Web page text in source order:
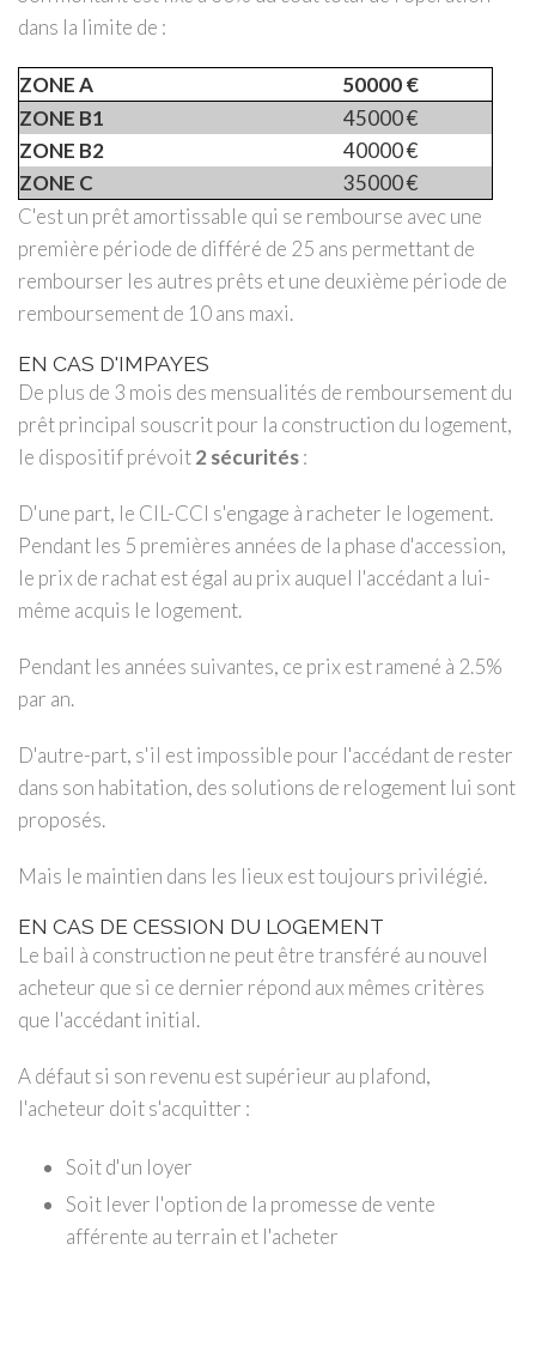
dans la limite de :
ZONE A
50000 €
ZONE B1
45000 €
ZONE B2
40000 €
ZONE C
35000 €
C'est un prêt amortissable qui se rembourse avec une
première période de différé de 25 ans permettant de
rembourser les autres prêts et une deuxième période de
remboursement de 10 ans maxi.
EN CAS D'IMPAYES
De plus de 3 mois des mensualités de remboursement du
prêt principal souscrit pour la construction du logement,
le dispositif prévoit2 sécurités:
D'une part, le CIL-CCI s'engage à racheter le logement.
Pendant les 5 premières années de la phase d'accession,
le prix de rachat est égal au prix auquel l'accédant a lui-
même acquis le logement.
Pendant les années suivantes, ce prix est ramené à 2.5%
par an.
D'autre-part, s'il est impossible pour l'accédant de rester
dans son habitation, des solutions de relogement lui sont
proposés.
Mais le maintien dans les lieux est toujours privilégié.
EN CAS DE CESSION DU LOGEMENT
Le bail à construction ne peut être transféré au nouvel
acheteur que si ce dernier répond aux mêmes critères
que l'accédant initial.
A défaut si son revenu est supérieur au plafond,
l'acheteur doit s'acquitter :
Soit d'un loyer
Soit lever l'option de la promesse de vente
afférente au terrain et l'acheter